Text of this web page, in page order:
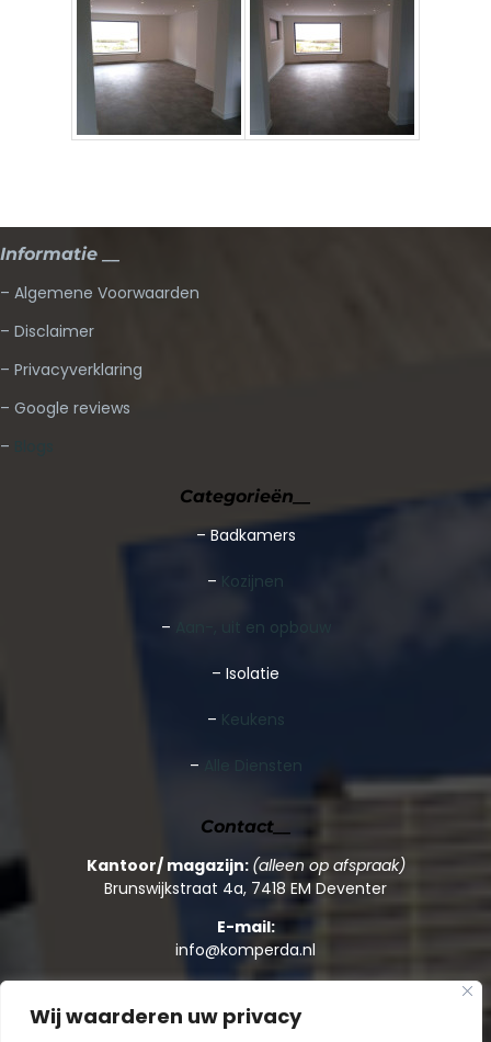
Wij waarderen uw privacy
Informatie __
– Algemene Voorwaarden
– Disclaimer
– Privacyverklaring
– Google reviews
–
Categorieën__
–Badkamers
– Kozijnen
– Aan-, uit en opbouw
– Isolatie
– Keukens
– Alle Diensten
Contact__
Kantoor/ magazijn: (alleen op afspraak)
Brunswijkstraat 4a, 7418 EM Deventer
E-mail:
info@komperda.nl
+31 (0)570 – 59 55 09